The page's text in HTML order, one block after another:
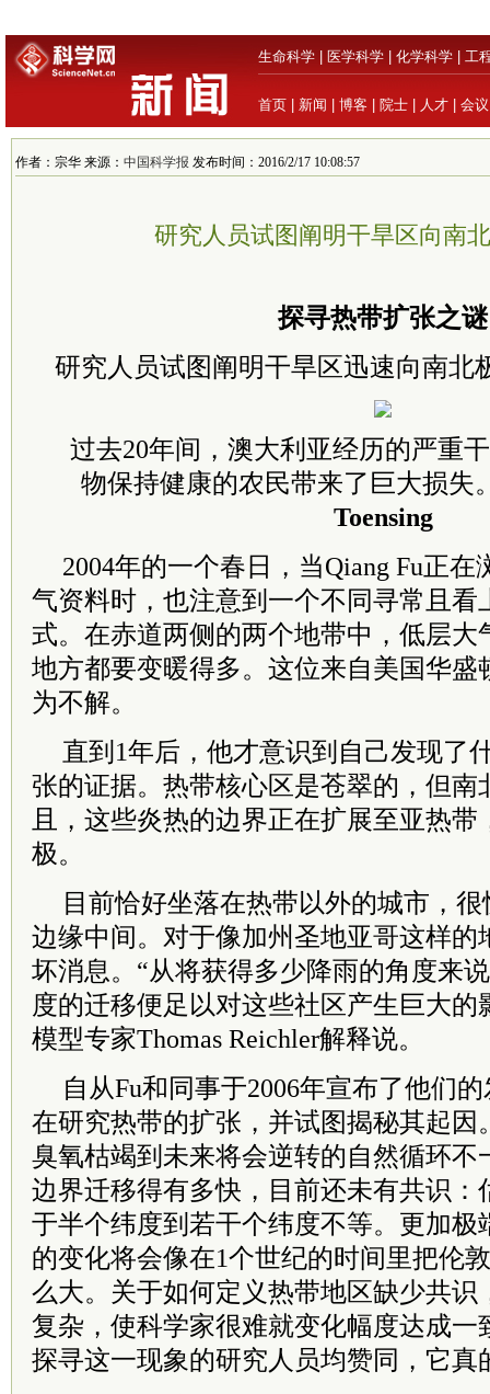
生命科学 医学科学 化学科学 工
首页 新闻 博客 院士 人才 会议
作者：宗华 来源： 中国科学报 发布时间：2016/2/17 10:08:57
研究人员试图阐明干旱区向南
探寻热带扩张之谜
研究人员试图阐明干旱区迅速向南北
过去20年间，澳大利亚经历的严重
物保持健康的农民带来了巨大损失
Toensing
2004年的一个春日，当Qiang Fu正
气资料时，也注意到一个不同寻常且看
式。在赤道两侧的两个地带中，低层大
地方都要变暖得多。这位来自美国华盛
为不解。
直到1年后，他才意识到自己发现了
张的证据。热带核心区是苍翠的，但南
且，这些炎热的边界正在扩展至亚热
极。
目前恰好坐落在热带以外的城市，
边缘中间。对于像加州圣地亚哥这样的
坏消息。“从将获得多少降雨的角度来
度的迁移便足以对这些社区产生巨大的
模型专家Thomas Reichler解释说。
自从Fu和同事于2006年宣布了他们
在研究热带的扩张，并试图揭秘其起因
臭氧枯竭到未来将会逆转的自然循环不
边界迁移得有多快，目前还未有共识：
于半个纬度到若干个纬度不等。更加极
的变化将会像在1个世纪的时间里把伦
么大。关于如何定义热带地区缺少共识
复杂，使科学家很难就变化幅度达成一
探寻这一现象的研究人员均赞同，它真